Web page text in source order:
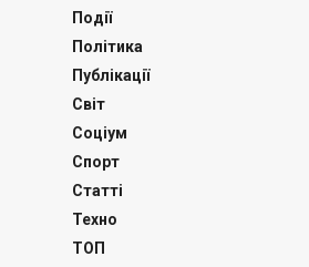
Події
Політика
Публікації
Світ
Соціум
Спорт
Статті
Техно
ТОП